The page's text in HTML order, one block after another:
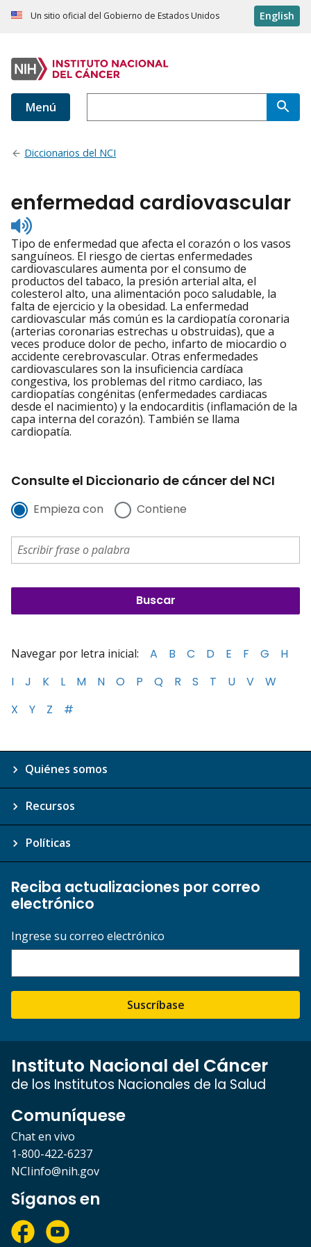
Un sitio oficial del Gobierno de Estados Unidos English
Menú
Diccionarios del NCI
enfermedad cardiovascular
Listen
to
pronunciation
Tipo de enfermedad que afecta el corazón o los vasos
sanguíneos. El riesgo de ciertas enfermedades
cardiovasculares aumenta por el consumo de
productos del tabaco, la presión arterial alta, el
colesterol alto, una alimentación poco saludable, la
falta de ejercicio y la obesidad. La enfermedad
cardiovascular más común es la cardiopatía coronaria
(arterias coronarias estrechas u obstruidas), que a
veces produce dolor de pecho, infarto de miocardio o
accidente cerebrovascular. Otras enfermedades
cardiovasculares son la insuficiencia cardíaca
congestiva, los problemas del ritmo cardiaco, las
cardiopatías congénitas (enfermedades cardiacas
desde el nacimiento) y la endocarditis (inflamación de la
capa interna del corazón). También se llama
cardiopatía.
Consulte el Diccionario de cáncer del NCI
Empieza con Contiene
Navegar por letra inicial: A B C D E F G
H
I
J K L M N O P Q R S T U V
W
X
Y Z #
Quiénes somos
Recursos
Políticas
Reciba actualizaciones por correo
electrónico
Ingrese su correo electrónico
Suscríbase
Instituto Nacional del Cáncer
de los Institutos Nacionales de la Salud
Comuníquese
Chat en vivo
1-800-422-6237
NCIinfo@nih.gov
Síganos en